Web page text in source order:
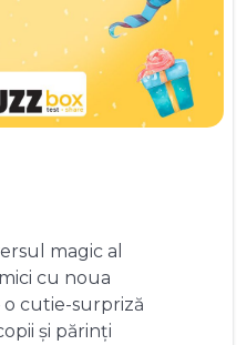
magic al
cu noua
o cutie-surpriză
și părinți